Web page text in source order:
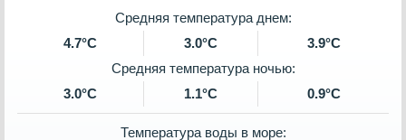
Средняя температура днем:
4.7°C
3.0°C
3.9°C
Средняя температура ночью:
3.0°C
1.1°C 0.9°C
Температура воды в море: